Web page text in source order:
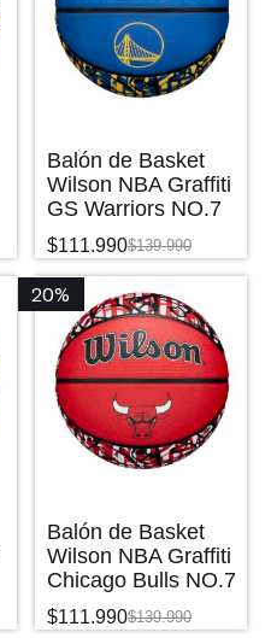
Balón de Basket
Wilson NBA Graffiti
GS Warriors NO.7
$139.990
$111.990
20%
Balón de Basket
Wilson NBA Graffiti
Chicago Bulls NO.7
$139.990
$111.990